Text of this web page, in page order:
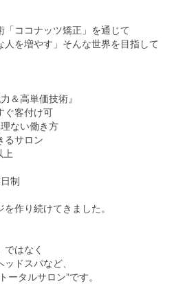
ココナッツ矯正」を通じて
人を増やす」そんな世界を目指して
＆高単価技術』
客付け可
ない働き方
るサロン
上
制
作り続けてきました。
ではなく
ドスパなど、
ータルサロン”です。